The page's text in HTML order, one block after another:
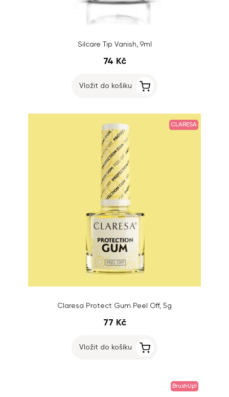
Silcare Tip Vanish, 9ml
74 Kč
Vložit do košíku
CLARESA
Claresa Protect Gum Peel Off, 5g
77 Kč
Vložit do košíku
BrushUp!